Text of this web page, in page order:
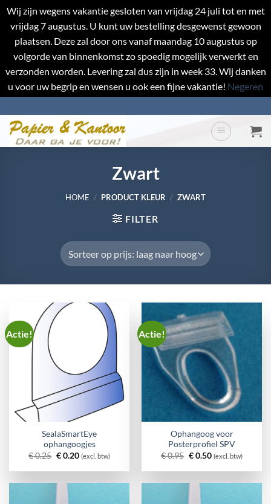
Wij zijn wegens vakantie gesloten van vrijdag 24 juli tot en met
vrijdag 7 augustus. U kunt uw bestelling desgewenst gewoon
plaatsen. Deze zal door ons vanaf maandag 10 augustus op
volgorde van binnenkomst zo spoedig mogelijk verwerkt en
verzonden worden. Levering zal dus zijn in week 33. Wij danken
u voor uw begrip en wensen u ook een fijne vakantie! Negeren
naar
inhoud
Zwart
HOME / PRODUCT KLEUR / ZWART
FILTER
Actie!
SealaSmartEye
ophangoogjes
€0.25 Oorspronkelijke
was:
€0.20Huidige
prijs
is:
(excl. btw)
Actie!
Ophangoog voor
Posterprofiel SPV
€0.95 Oorspronkelijke
was:
€0.50Huidige
prijs
is:
(excl. btw)